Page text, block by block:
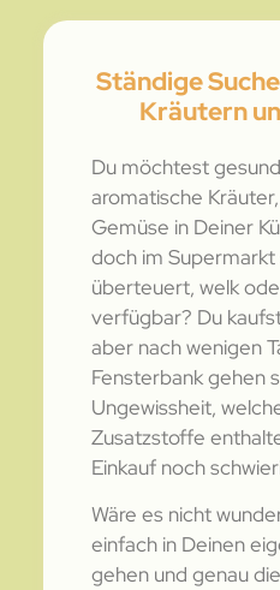
Ständige
Kräutern
Du möchtest
aromatische
Gemüse in Deiner
doch im Supermarkt
überteuert, welk
verfügbar? Du
aber nach wenigen
Fensterbank gehen
Ungewissheit,
Zusatzstoffe
Einkauf noch
Wäre es nicht
einfach in Deinen
gehen und genau